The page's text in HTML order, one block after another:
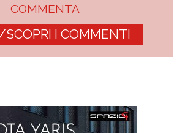
COMMENTA
SCOPRI I COMMENTI